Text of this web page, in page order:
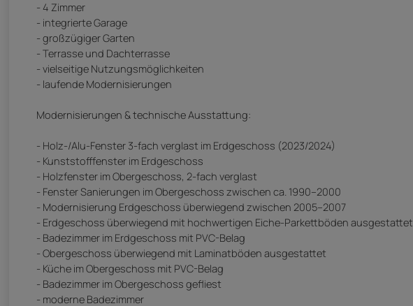
- 4 Zimmer
- integrierte Garage
- großzügiger Garten
- Terrasse und Dachterrasse
- vielseitige Nutzungsmöglichkeiten
- laufende Modernisierungen
Modernisierungen & technische Ausstattung:
- Holz-/Alu-Fenster 3-fach verglast im Erdgeschoss (2023/2024)
- Kunststofffenster im Erdgeschoss
- Holzfenster im Obergeschoss, 2-fach verglast
- Fenster Sanierungen im Obergeschoss zwischen ca. 1990–2000
- Modernisierung Erdgeschoss überwiegend zwischen 2005–2007
- Erdgeschoss überwiegend mit hochwertigen Eiche-Parkettböden ausgestattet
- Badezimmer im Erdgeschoss mit PVC-Belag
- Obergeschoss überwiegend mit Laminatböden ausgestattet
- Küche im Obergeschoss mit PVC-Belag
- Badezimmer im Obergeschoss gefliest
- moderne Badezimmer